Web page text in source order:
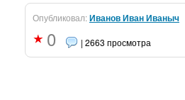
Опубликовал:Иванов Иван Иваныч
0 | 2663 просмотра